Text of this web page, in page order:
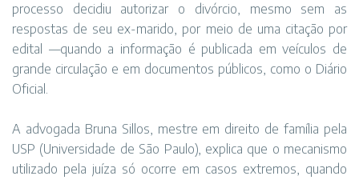
processo decidiu autorizar o divórcio, mesmo sem as
respostas de seu ex-marido, por meio de uma citação por
edital —quando a informação é publicada em veículos de
grande circulação e em documentos públicos, como o Diário
Oficial.
A advogada Bruna Sillos, mestre em direito de família pela
USP (Universidade de São Paulo), explica que o mecanismo
utilizado pela juíza só ocorre em casos extremos, quando